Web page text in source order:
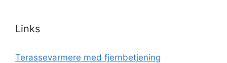
Links
Terassevarmere med fjernbetjening